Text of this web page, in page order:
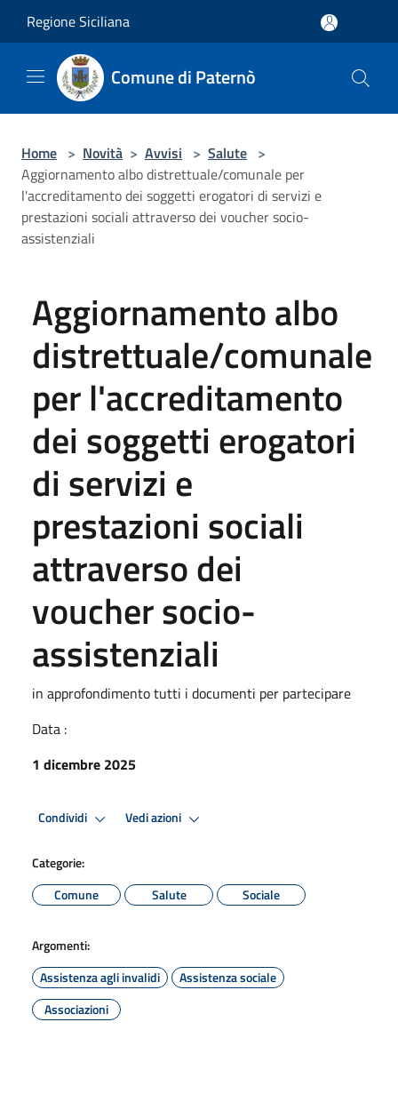
Regione Siciliana
Comune di Paternò
Home > Novità > Avvisi > Salute >
Aggiornamento albo distrettuale/comunale per
l'accreditamento dei soggetti erogatori di servizi e
prestazioni sociali attraverso dei voucher socio-
assistenziali
Aggiornamento albo
distrettuale/comunale
per l'accreditamento
dei soggetti erogatori
di servizi e
prestazioni sociali
attraverso dei
voucher socio-
assistenziali
in approfondimento tutti i documenti per partecipare
Data :
1 dicembre 2025
Condividi Vedi azioni
Categorie:
Comune
Salute Sociale
Argomenti:
Assistenza agli invalidi
Assistenza sociale
Associazioni